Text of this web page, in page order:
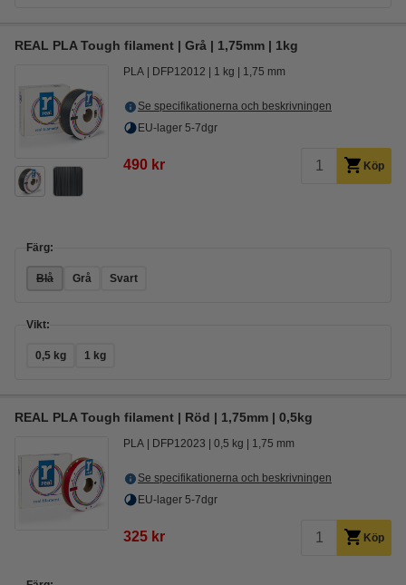
REAL PLA Tough filament | Grå | 1,75mm | 1kg
PLA DFP12012 1 kg 1,75 mm
Se specifikationerna och beskrivningen
EU-lager 5-7dgr
490 kr Köp
Färg:
Blå Grå Svart
Vikt:
0,5 kg 1 kg
REAL PLA Tough filament | Röd | 1,75mm | 0,5kg
PLA DFP12023 0,5 kg 1,75 mm
Se specifikationerna och beskrivningen
EU-lager 5-7dgr
325 kr Köp